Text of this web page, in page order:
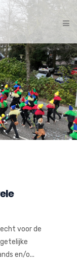
voor de
en/o...